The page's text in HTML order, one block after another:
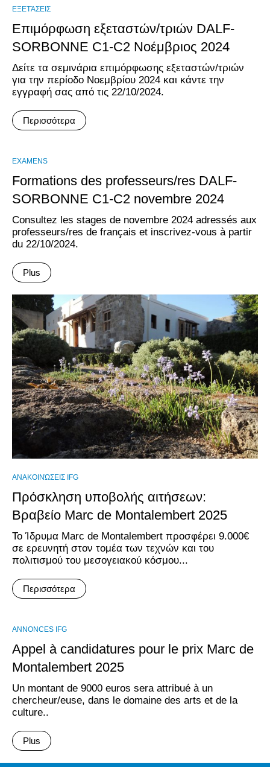
ΕΞΕΤΆΣΕΙΣ
Επιμόρφωση εξεταστών/τριών DALF-
SORBONNE C1-C2 Νοέμβριος 2024
Δείτε τα σεμινάρια επιμόρφωσης εξεταστών/τριών
για την περίοδο Νοεμβρίου 2024 και κάντε την
εγγραφή σας από τις 22/10/2024.
Περισσότερα
EXAMENS
Formations des professeurs/res DALF-
SORBONNE C1-C2 novembre 2024
Consultez les stages de novembre 2024 adressés aux
professeurs/res de français et inscrivez-vous à partir
du 22/10/2024.
Plus
ΑΝΑΚΟΙΝΏΣΕΙΣ IFG
Πρόσκληση υποβολής αιτήσεων:
Βραβείο Marc de Montalembert 2025
Το Ίδρυμα Marc de Montalembert προσφέρει 9.000€
σε ερευνητή στον τομέα των τεχνών και του
πολιτισμού του μεσογειακού κόσμου...
Περισσότερα
ANNONCES IFG
Appel à candidatures pour le prix Marc de
Montalembert 2025
Un montant de 9000 euros sera attribué à un
chercheur/euse, dans le domaine des arts et de la
culture..
Plus